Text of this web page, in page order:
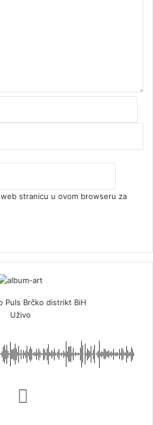
stranicu u ovom browseru za
Puls Brčko distrikt BiH
Uživo